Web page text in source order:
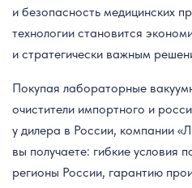
и безопасность медицинских
технологии становится
и стратегически важным
Покупая лабораторные
очистители импортного и
у дилера в России, компании
вы получаете: гибкие условия
регионы России, гарантию